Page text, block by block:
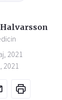
2021
2021